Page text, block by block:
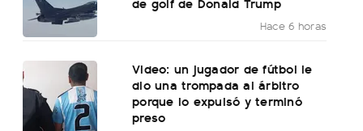
Hace 6 horas
Video: un jugador de fútbol le
dio una trompada al árbitro
porque lo expulsó y terminó
preso